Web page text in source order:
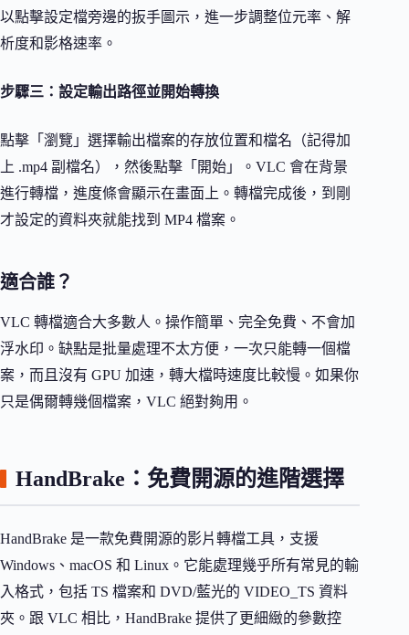
以點擊設定檔旁邊的扳手圖示，進一步調整位元率、解
析度和影格速率。
步驟三：設定輸出路徑並開始轉換
點擊「瀏覽」選擇輸出檔案的存放位置和檔名（記得加
上 .mp4 副檔名），然後點擊「開始」。VLC 會在背景
進行轉檔，進度條會顯示在畫面上。轉檔完成後，到剛
才設定的資料夾就能找到 MP4 檔案。
適合誰？
VLC 轉檔適合大多數人。操作簡單、完全免費、不會加
浮水印。缺點是批量處理不太方便，一次只能轉一個檔
案，而且沒有 GPU 加速，轉大檔時速度比較慢。如果你
只是偶爾轉幾個檔案，VLC 絕對夠用。
HandBrake：免費開源的進階選擇
HandBrake 是一款免費開源的影片轉檔工具，支援
Windows、macOS 和 Linux。它能處理幾乎所有常見的輸
入格式，包括 TS 檔案和 DVD/藍光的 VIDEO_TS 資料
夾。跟 VLC 相比，HandBrake 提供了更細緻的參數控